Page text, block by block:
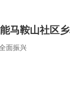
马鞍山社区
面振兴